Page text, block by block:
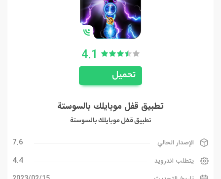
4.1
تحميل
تطبيق قفل موبايلك بالسوستة
تطبيق قفل موبايلك بالسوستة
الإصدار الحالي 7.6
يتطلب اندرويد 4.4